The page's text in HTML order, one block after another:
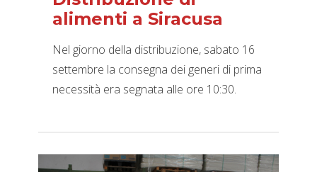
alimenti a Siracusa
Nel giorno della distribuzione, sabato 16
settembre la consegna dei generi di prima
necessità era segnata alle ore 10:30.